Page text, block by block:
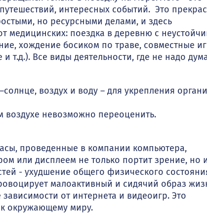
интересных событий. Это
но ресурсными делами, и здесь
медицинских: поездка в деревню с
хождение босиком по траве, совместные
т.д.). Все виды деятельности, где не надо
воздух и воду – для укрепления
воздухе невозможно переоценить.
проведенные в компании компьютера,
или дисплеем не только портит зрение, но
- ухудшение общего физического
малоактивный и сидячий образ
от интернета и видеоигр. Это
к окружающему миру.